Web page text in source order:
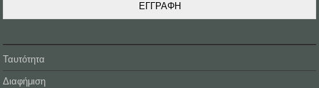
ΕΓΓΡΑΦΗ
Ταυτότητα
Διαφήμιση